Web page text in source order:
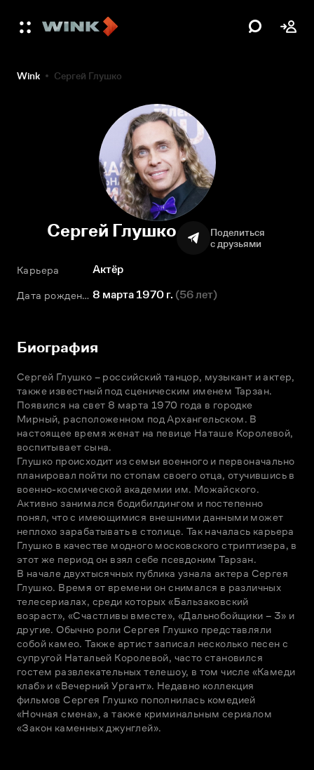
Wink Сергей Глушко
Сергей Глушко
Поделиться
с друзьями
Карьера Актёр
Дата рождения 8 марта 1970 г. (56 лет)
Биография
Сергей Глушко – российский танцор, музыкант и актер,
также известный под сценическим именем Тарзан.
Появился на свет 8 марта 1970 года в городке
Мирный, расположенном под Архангельском. В
настоящее время женат на певице Наташе Королевой,
воспитывает сына.
Глушко происходит из семьи военного и первоначально
планировал пойти по стопам своего отца, отучившись в
военно-космической академии им. Можайского.
Активно занимался бодибилдингом и постепенно
понял, что с имеющимися внешними данными может
неплохо зарабатывать в столице. Так началась карьера
Глушко в качестве модного московского стриптизера, в
этот же период он взял себе псевдоним Тарзан.
В начале двухтысячных публика узнала актера Сергея
Глушко. Время от времени он снимался в различных
телесериалах, среди которых «Бальзаковский
возраст», «Счастливы вместе», «Дальнобойщики – 3» и
другие. Обычно роли Сергея Глушко представляли
собой камео. Также артист записал несколько песен с
супругой Натальей Королевой, часто становился
гостем развлекательных телешоу, в том числе «Камеди
клаб» и «Вечерний Ургант». Недавно коллекция
фильмов Сергея Глушко пополнилась комедией
«Ночная смена», а также криминальным сериалом
«Закон каменных джунглей».